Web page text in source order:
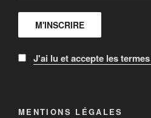
J'ai lu et accepte les
MENTIONS LÉGALES